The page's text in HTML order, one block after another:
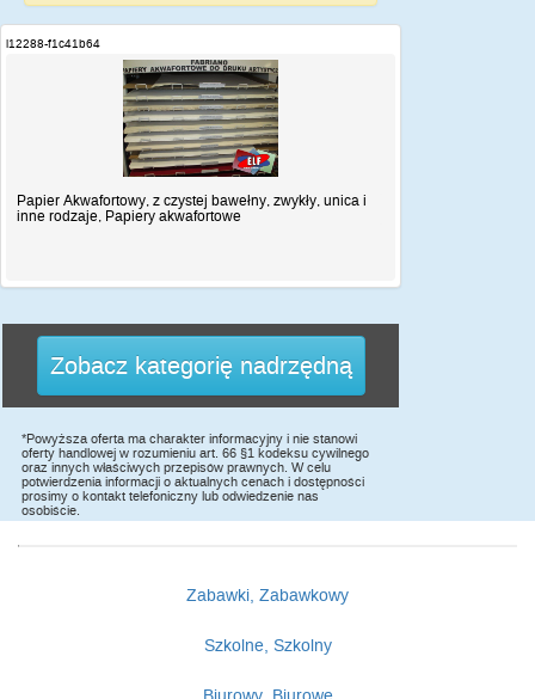
i12288-f1c41b64
Papier Akwafortowy, z czystej bawełny, zwykły, unica i
inne rodzaje, Papiery akwafortowe
Zobacz kategorię nadrzędną
*Powyższa oferta ma charakter informacyjny i nie stanowi
oferty handlowej w rozumieniu art. 66 §1 kodeksu cywilnego
oraz innych właściwych przepisów prawnych. W celu
potwierdzenia informacji o aktualnych cenach i dostępności
prosimy o kontakt telefoniczny lub odwiedzenie nas
osobiście.
Zabawki, Zabawkowy
Szkolne, Szkolny